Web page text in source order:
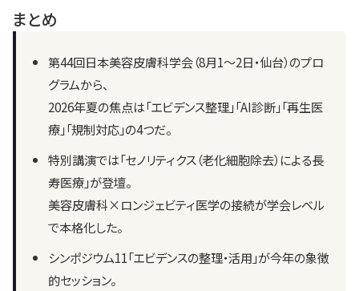
まとめ
第44回日本美容皮膚科学会（8月1〜2日・仙台）のプロ
グラムから、
2026年夏の焦点は「エビデンス整理」「AI診断」「再生医
療」「規制対応」の4つだ。
特別講演では「セノリティクス（老化細胞除去）による長
寿医療」が登壇。
美容皮膚科×ロンジェビティ医学の接続が学会レベル
で本格化した。
シンポジウム11「エビデンスの整理・活用」が今年の象徴
的セッション。